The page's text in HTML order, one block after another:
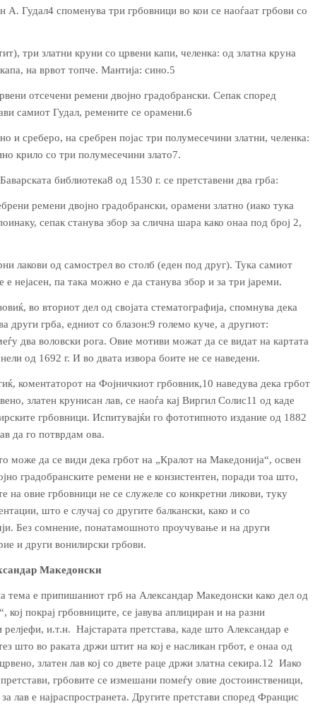
А. Гудал4 споменува три грбовници во кои се наоѓаат грбови со
три златни круни со црвени капи, челенка: од златна круна
на врвот топче. Мантија: сино.5
отсечени ремени двојно градобрански. Сепак според
самиот Гудал, ремените се орамени.6
и среберо, на сребрен појас три полумесечини златни, челенка:
крило со три полумесечини злато7.
библиотека8 од 1530 г. се претставени два грба:
ремени двојно градобрански, орамени златно (иако тука
сепак станува збор за слична шара како онаа под број 2,
лакови од самострел во столб (еден под друг). Тука самиот
е нејасен, па така можно е да станува збор и за три јареми.
во вто­риот дел од својата стематографија, спомнува дека
други грба, едниот со блазон:9 големо куче, а другиот:
два воловски рога. Овие мотиви можат да се видат на картата
од 1692 г. И во двата извора боите не се наведени.
коментаторот на Фојничкиот грбовник,10 наведува дека грбот
златен кру­нисан лав, се наоѓа кај Виргил Солис11 од каде
грбовници. Испитувајќи го фототипното издание од 1882
да го потврдам ова.
може да се ви­ди де­ка грбот на „Кралот на Маке­до­ни­ја“, освен
градобранските ремени не е конзистентен, поради тоа што,
на овие грбовници не се служеле со конкретни ликови, туку
што е случај со другите балкански, како и со
Без сомнение, пона­тамошното проучување и на други
и други вонилирски грбови.
Македонски
тема е при­пишаниот грб на Александар Македонски како дел од
кој покрај грбовниците, се јавува аплициран и на разни
релјефи, и.т.н. Најстарата претстава, каде што Александар е
што во раката држи штит на кој е насликан грбот, е онаа од
златен лав кој со двете раце држи златна секира.12 Иако
грбовите се измешани помеѓу овие достоинственици,
за лав е најраспространета. Другите претстави според Францис